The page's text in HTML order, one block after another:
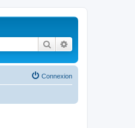
Rechercher
Connexion